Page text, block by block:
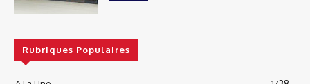
Rubriques Populaires